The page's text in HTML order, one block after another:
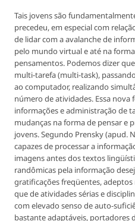
Tais jovens são
precedeu, em especial com
de lidar com a avalanche de
pelo mundo virtual e até na
pensamentos. Podemos dizer
multi-tarefa (multi-task),
ao computador, realizando
número de atividades. Essa
informações e administração de
mudanças na forma de pensar e
jovens. Segundo Prensky (apud.
capazes de processar a
imagens antes dos textos
randômicas pela informação
gratificações freqüentes,
que de atividades sérias e
com elevado senso de auto-
bastante adaptáveis, portadores